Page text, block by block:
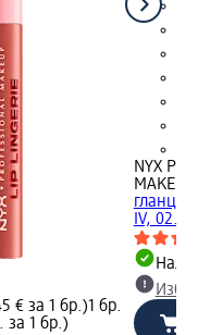
€ за 1 бр.)1 бр.
за 1 бр.)
NYX
MAKEUP
гланц -
IV, 02...,